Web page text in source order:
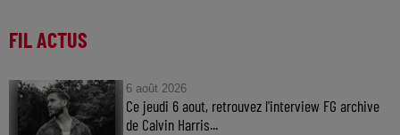
FIL ACTUS
6 août 2026
Ce jeudi 6 aout, retrouvez l'interview FG archive
de Calvin Harris...